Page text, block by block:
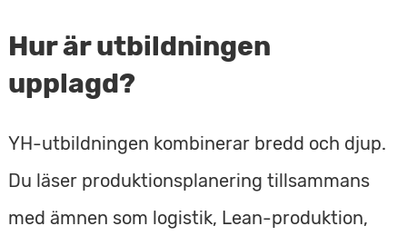
Hur är utbildningen
upplagd?
YH-utbildningen kombinerar bredd och djup.
Du läser produktionsplanering tillsammans
med ämnen som logistik, Lean-produktion,